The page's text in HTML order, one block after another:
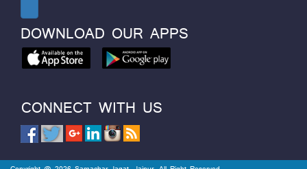
DOWNLOAD OUR APPS
CONNECT WITH US